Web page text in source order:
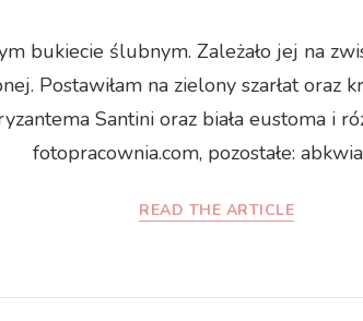
bukiecie ślubnym. Zależało jej na
Postawiłam na zielony szarłat
Santini oraz biała eustoma i
fotopracownia.com, pozostałe:
READ THE ARTICLE